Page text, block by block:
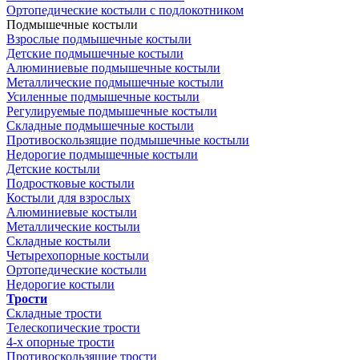
Ортопедические костыли с подлокотником
Подмышечные костыли
Взрослые подмышечные костыли
Детские подмышечные костыли
Алюминиевые подмышечные костыли
Металлические подмышечные костыли
Усиленные подмышечные костыли
Регулируемые подмышечные костыли
Складные подмышечные костыли
Противоскользящие подмышечные костыли
Недорогие подмышечные костыли
Детские костыли
Подростковые костыли
Костыли для взрослых
Алюминиевые костыли
Металлические костыли
Складные костыли
Четырехопорные костыли
Ортопедические костыли
Недорогие костыли
Трости
Складные трости
Телескопические трости
4-х опорные трости
Противоскользящие трости